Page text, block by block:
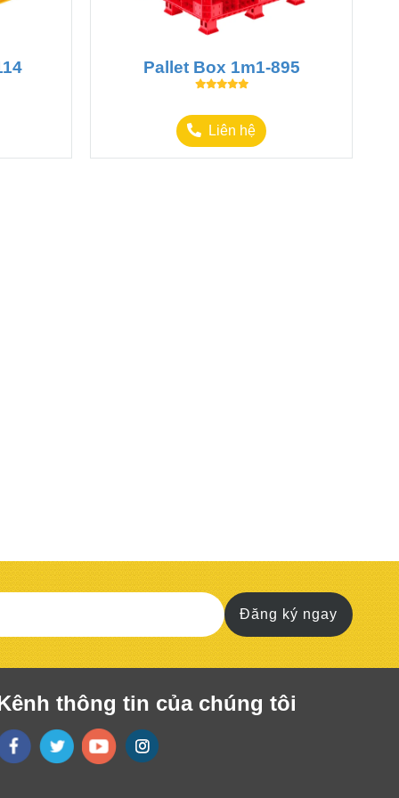
Pallet Box 1m1-895
Liên hệ
Đăng ký ngay
thông tin của chúng tôi